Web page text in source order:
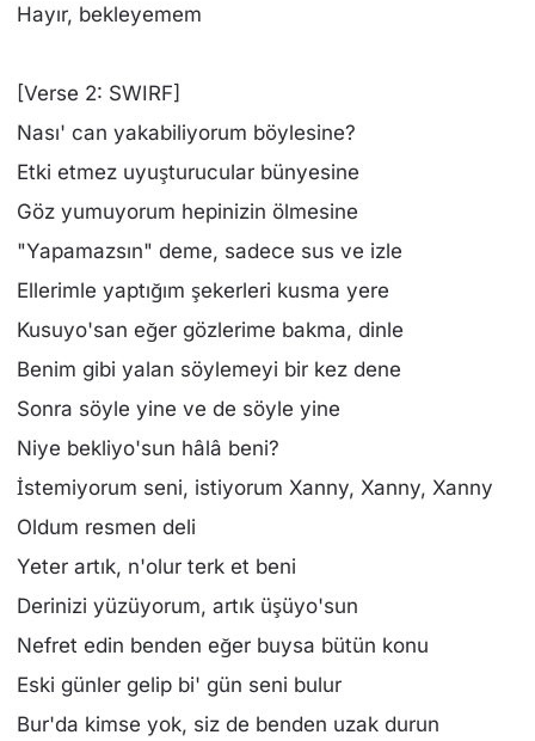
Hayır, bekleyemem
[Verse 2: SWIRF]
Nası' can yakabiliyorum böylesine?
Etki etmez uyuşturucular bünyesine
Göz yumuyorum hepinizin ölmesine
"Yapamazsın" deme, sadece sus ve izle
Ellerimle yaptığım şekerleri kusma yere
Kusuyo'san eğer gözlerime bakma, dinle
Benim gibi yalan söylemeyi bir kez dene
Sonra söyle yine ve de söyle yine
Niye bekliyo'sun hâlâ beni?
İstemiyorum seni, istiyorum Xanny, Xanny, Xanny
Oldum resmen deli
Yeter artık, n'olur terk et beni
Derinizi yüzüyorum, artık üşüyo'sun
Nefret edin benden eğer buysa bütün konu
Eski günler gelip bi' gün seni bulur
Bur'da kimse yok, siz de benden uzak durun